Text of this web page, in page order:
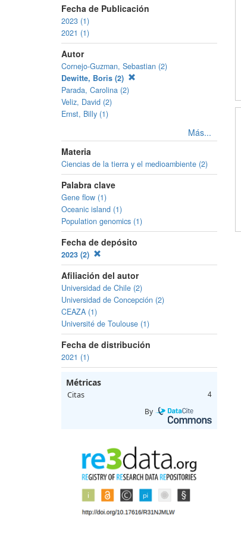
Fecha de Publicación
2023 (1)
2021 (1)
Autor
Cornejo-Guzman, Sebastian (2)
Dewitte, Boris (2)
Parada, Carolina (2)
Veliz, David (2)
Ernst, Billy (1)
Más...
Materia
Ciencias de la tierra y el medioambiente (2)
Palabra clave
Gene flow (1)
Oceanic island (1)
Population genomics (1)
Fecha de depósito
2023 (2)
Afiliación del autor
Universidad de Chile (2)
Universidad de Concepción (2)
CEAZA (1)
Université de Toulouse (1)
Fecha de distribución
2021 (1)
Métricas
Citas 4
By